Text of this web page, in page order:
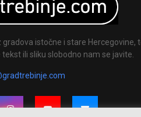
istočne i stare Hercegovine,
ili sliku slobodno nam se javite.